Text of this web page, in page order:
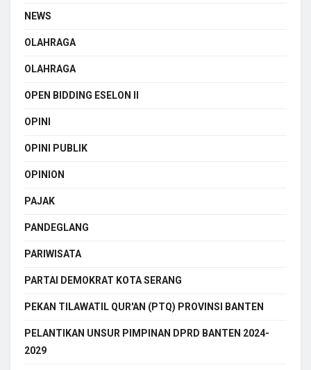
NEWS
OLAHRAGA
OLAHRAGA
OPEN BIDDING ESELON II
OPINI
OPINI PUBLIK
OPINION
PAJAK
PANDEGLANG
PARIWISATA
PARTAI DEMOKRAT KOTA SERANG
PEKAN TILAWATIL QUR'AN (PTQ) PROVINSI BANTEN
PELANTIKAN UNSUR PIMPINAN DPRD BANTEN 2024-
2029